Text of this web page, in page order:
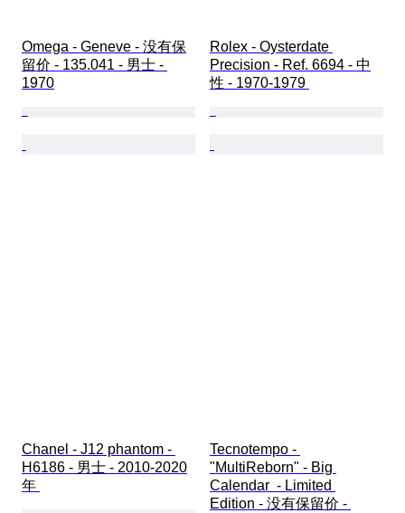
Omega - Geneve - 没有保
留价 - 135.041 - 男士 -
1970
Rolex - Oysterdate
Precision - Ref. 6694 - 中
性 - 1970-1979
Chanel - J12 phantom -
H6186 - 男士 - 2010-2020
年
Tecnotempo -
"MultiReborn" - Big
Calendar  - Limited
Edition - 没有保留价 -